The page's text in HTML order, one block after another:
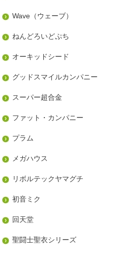
Wave（ウェーブ）
ねんどろいどぷち
オーキッドシード
グッドスマイルカンパニー
スーパー超合金
ファット・カンパニー
プラム
メガハウス
リボルテックヤマグチ
初音ミク
回天堂
聖闘士聖衣シリーズ